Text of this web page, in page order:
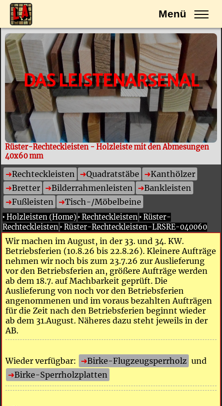
Menü
DAS LEISTENARSENAL
Rüster-Rechteckleisten - Holzleiste mit den Abmesungen
40x60 mm
Rechteckleisten Quadratstäbe
Kanthölzer
Bretter
Bilderrahmenleisten
Bankleisten
Fußleisten
Tisch-/Möbelbeine
‣Holzleisten (Home) ‣Rechteckleisten ‣Rüster-
Rechteckleisten ‣Rüster-Rechteckleisten-LRSRE-040060
Wir machen im August, in der 33. und 34. KW.
Betriebsferien (10.8.26 bis 22.8.26). Kleinere Aufträge
nehmen wir noch bis zum 23.7.26 zur Auslieferung
vor den Betriebsferien an, größere Aufträge werden
ab dem 18.7. auf Machbarkeit geprüft. Die
Auslieferung von noch vor den Betriebsferien
angenommenen und im voraus bezahlten Aufträgen
für die Zeit nach den Betriebsferien beginnt wieder
ab dem 31.August. Näheres dazu steht jeweils in der
AB.
Wieder verfügbar: Birke-Flugzeugsperrholz und
Birke-Sperrholzplatten